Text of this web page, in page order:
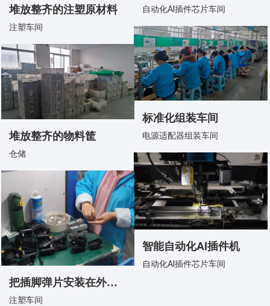
堆放整齐的注塑原材料
注塑车间
自动化AI插件芯片车间
标准化组装车间
电源适配器组装车间
堆放整齐的物料筐
仓储
智能自动化AI插件机
自动化AI插件芯片车间
把插脚弹片安装在外壳上
注塑车间